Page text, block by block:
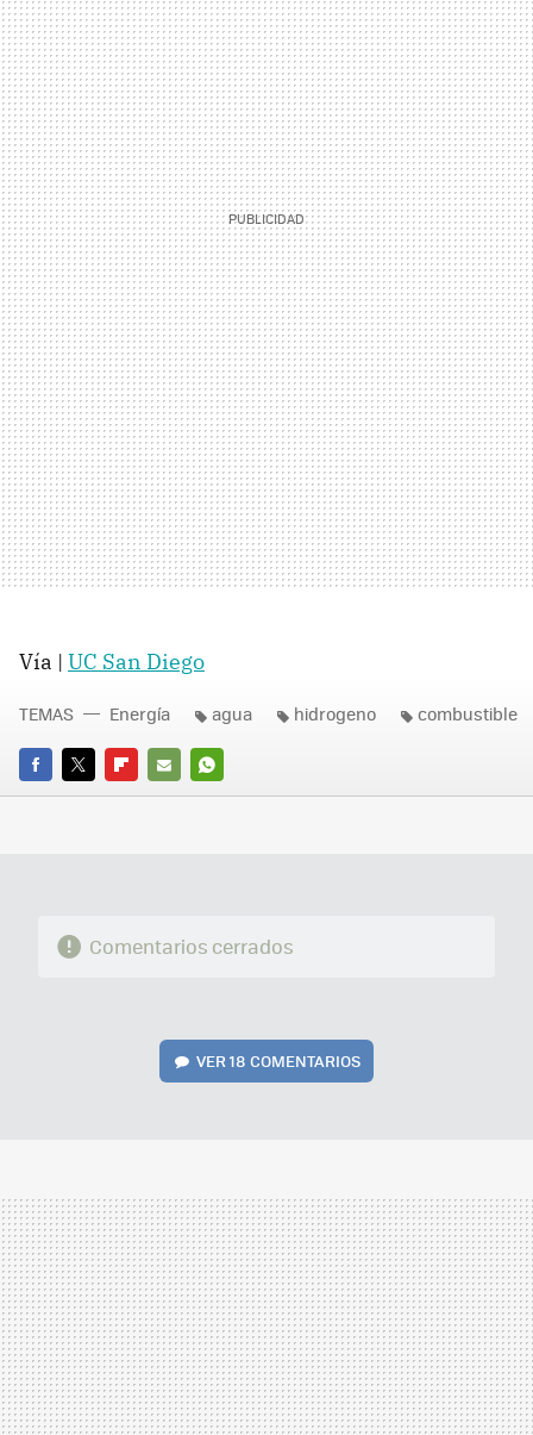
Vía | UC San Diego
FACEBOOK
TWITTERFLIPBOARD
E-
WHATSAPP
TEMAS Energía agua hidrogeno combustible
Comentarios cerrados
VER 18 COMENTARIOS